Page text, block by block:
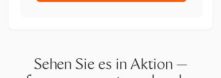
Sehen Sie es in Aktion —